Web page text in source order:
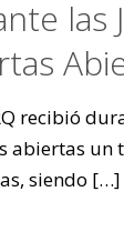
las
recibió
abiertas un
siendo […]